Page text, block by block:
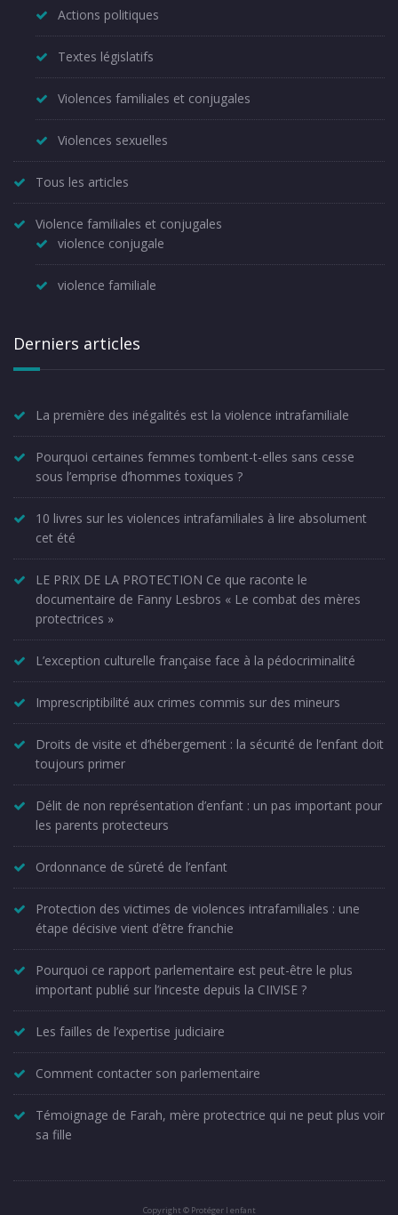
Actions politiques
Textes législatifs
Violences familiales et conjugales
Violences sexuelles
Tous les articles
Violence familiales et conjugales
violence conjugale
violence familiale
Derniers articles
La première des inégalités est la violence intrafamiliale
Pourquoi certaines femmes tombent-t-elles sans cesse
sous l’emprise d’hommes toxiques ?
10 livres sur les violences intrafamiliales à lire absolument
cet été
LE PRIX DE LA PROTECTION Ce que raconte le
documentaire de Fanny Lesbros « Le combat des mères
protectrices »
L’exception culturelle française face à la pédocriminalité
Imprescriptibilité aux crimes commis sur des mineurs
Droits de visite et d’hébergement : la sécurité de l’enfant doit
toujours primer
Délit de non représentation d’enfant : un pas important pour
les parents protecteurs
Ordonnance de sûreté de l’enfant
Protection des victimes de violences intrafamiliales : une
étape décisive vient d’être franchie
Pourquoi ce rapport parlementaire est peut-être le plus
important publié sur l’inceste depuis la CIIVISE ?
Les failles de l’expertise judiciaire
Comment contacter son parlementaire
Témoignage de Farah, mère protectrice qui ne peut plus voir
sa fille
Copyright © Protéger l enfant